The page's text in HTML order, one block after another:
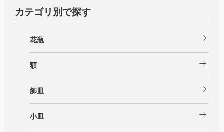
カテゴリ別で探す
花瓶 arrow_right_alt
額 arrow_right_alt
飾皿 arrow_right_alt
小皿 arrow_right_alt